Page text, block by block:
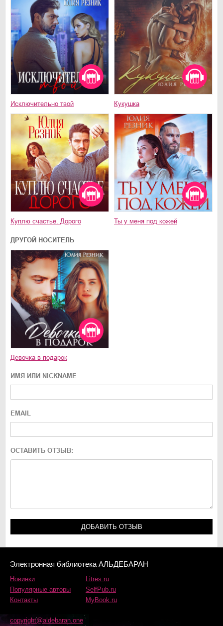
Исключительно твой Кукушка
Куплю счастье. Дорого Ты у меня под кожей
ДРУГОЙ НОСИТЕЛЬ
Девочка в подарок
ИМЯ ИЛИ NICKNAME
EMAIL
ОСТАВИТЬ ОТЗЫВ:
Электронная библиотека АЛЬДЕБАРАН
Новинки
Популярные авторы
Контакты
Litres.ru
SelfPub.ru
MyBook.ru
copyright@aldebaran.one